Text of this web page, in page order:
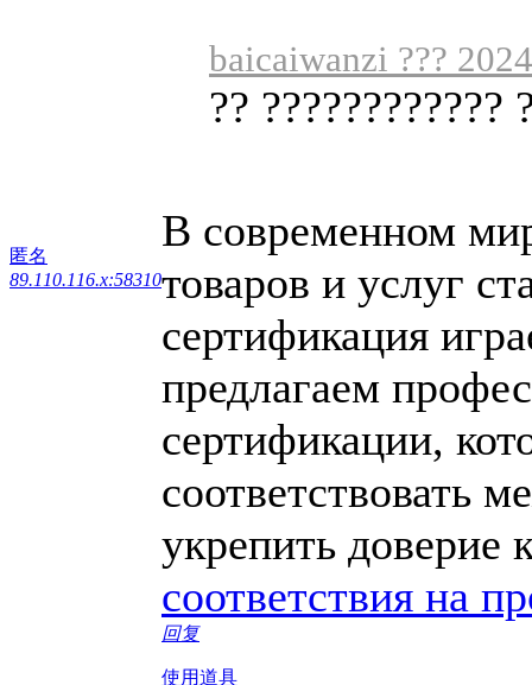
匿名
89.110.116.x:58310
baicaiwanzi ???
?? ????????????
В современном
товаров и услуг
сертификация
предлагаем
сертификации,
соответствовать
укрепить доверие
соответствия на
回复
使用道具